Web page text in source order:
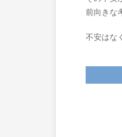
前向きな
不安はな